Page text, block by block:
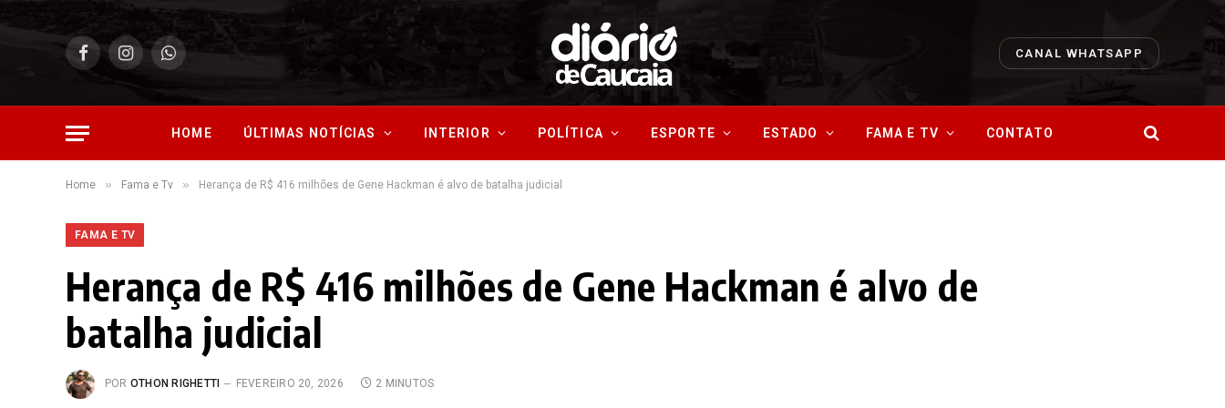
FacebookInstagramWhatsApp CANAL WHATSAPP
HOME ÚLTIMAS NOTÍCIAS INTERIOR POLÍTICA ESPORTE ESTADO FAMA E TV CONTATO
Home » Fama e Tv » Herança de R$ 416 milhões de Gene Hackman é alvo de batalha judicial
FAMA E TV
Herança de R$ 416 milhões de Gene Hackman é alvo de
batalha judicial
POR OTHON RIGHETTI FEVEREIRO 20, 2026 2 MINUTOS